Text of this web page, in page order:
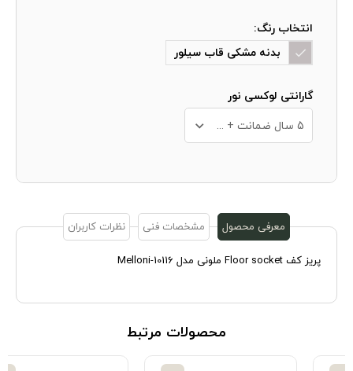
انتخاب رنگ:
بدنه مشکی قاب سیلور
گارانتی لوکسی نور
5 سال ضمانت + 10 سال خدمات پس از فروش
معرفی محصول مشخصات فنی نظرات کاربران
پریز کف Floor socket ملونی مدل Melloni-10116
محصولات مرتبط